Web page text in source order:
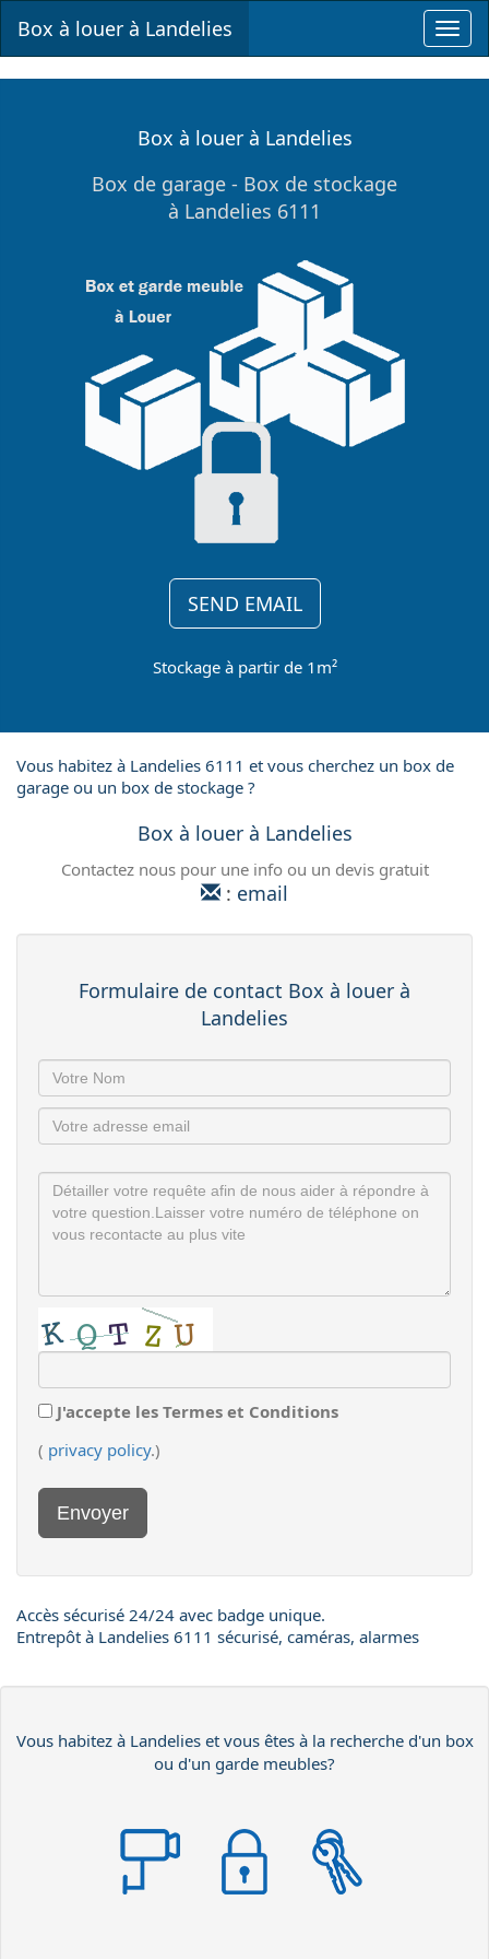
Box à louer à Landelies
Box à louer à Landelies
Box de garage - Box de stockage
à Landelies 6111
SEND EMAIL
Stockage à partir de 1m²
Vous habitez à Landelies 6111 et vous cherchez un box de
garage ou un box de stockage ?
Box à louer à Landelies
Contactez nous pour une info ou un devis gratuit
: email
Formulaire de contact Box à louer à
Landelies
J'accepte les Termes et Conditions
( privacy policy.)
Envoyer
Accès sécurisé 24/24 avec badge unique.
Entrepôt à Landelies 6111 sécurisé, caméras, alarmes
Vous habitez à Landelies et vous êtes à la recherche d'un box
ou d'un garde meubles?